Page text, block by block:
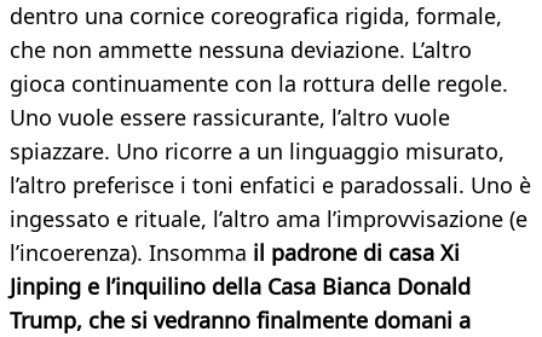
dentro una cornice coreografica rigida, formale,
che non ammette nessuna deviazione. L’altro
gioca continuamente con la rottura delle regole.
Uno vuole essere rassicurante, l’altro vuole
spiazzare. Uno ricorre a un linguaggio misurato,
l’altro preferisce i toni enfatici e paradossali. Uno è
ingessato e rituale, l’altro ama l’improvvisazione (e
l’incoerenza). Insomma il padrone di casa Xi
Jinping e l’inquilino della Casa Bianca Donald
Trump, che si vedranno finalmente domani a